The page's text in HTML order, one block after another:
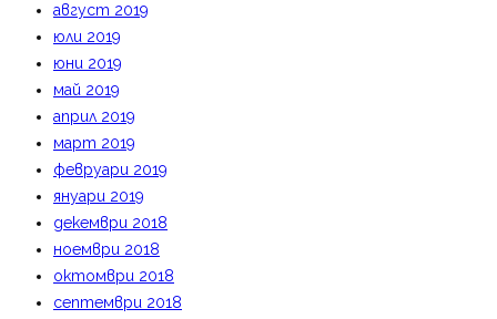
август 2019
юли 2019
юни 2019
май 2019
април 2019
март 2019
февруари 2019
януари 2019
декември 2018
ноември 2018
октомври 2018
септември 2018